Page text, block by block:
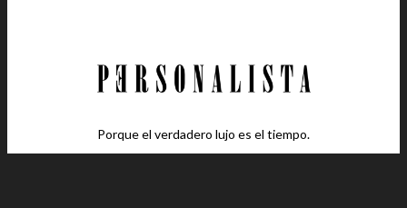
Porque el verdadero lujo es el tiempo.